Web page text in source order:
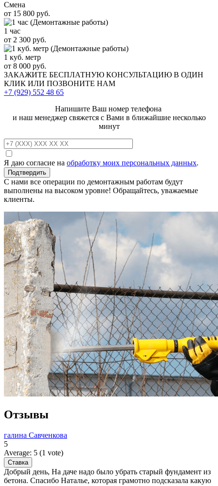
Смена
от 15 800 руб.
1 час
от 2 300 руб.
1 куб. метр
от 8 000 руб.
ЗАКАЖИТЕ БЕСПЛАТНУЮ КОНСУЛЬТАЦИЮ В ОДИН
КЛИК ИЛИ ПОЗВОНИТЕ НАМ
+7 (929) 552 48 65
Напишите Ваш номер телефона
и наш менеджер свяжется с Вами в ближайшие несколько
минут
Я даю согласие на обработку моих персональных данных.
С нами все операции по демонтажным работам будут
выполнены на высоком уровне! Обращайтесь, уважаемые
клиенты.
Отзывы
галина Савченкова
5
Average: 5 (1 vote)
Добрый день, На даче надо было убрать старый фундамент из
бетона. Спасибо Наталье, которая грамотно подсказала какую